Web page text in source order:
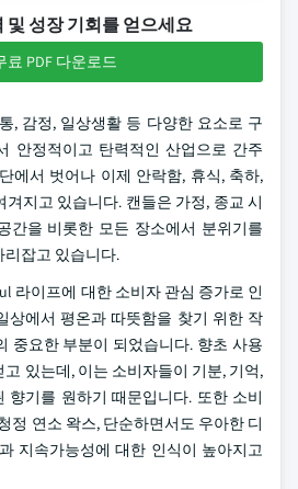
및 성장 기회를 얻으세요
료 PDF 다운로드
, 감정, 일상생활 등 다양한 요소로 구
안정적이고 탄력적인 산업으로 간주
에서 벗어나 이제 안락함, 휴식, 축하,
지고 있습니다. 캔들은 가정, 종교 시
간을 비롯한 모든 장소에서 분위기를
리잡고 있습니다.
라이프에 대한 소비자 관심 증가로 인
상에서 평온과 따뜻함을 찾기 위한 작
중요한 부분이 되었습니다. 향초 사용
고 있는데, 이는 소비자들이 기분, 기억,
향기를 원하기 때문입니다. 또한 소비
정 연소 왁스, 단순하면서도 우아한 디
지속가능성에 대한 인식이 높아지고